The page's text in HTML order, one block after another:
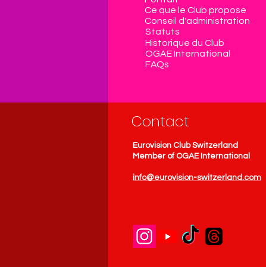
Ce que le Club propose
Conseil d'administration
Statuts
Historique du Club
OGAE International
FAQs
Contact
Eurovision Club Switzerland
Member of OGAE International
info@eurovision-switzerland.com